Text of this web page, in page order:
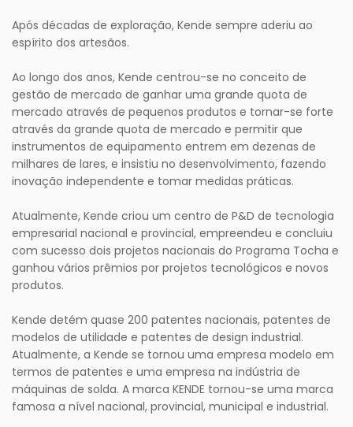
Após décadas de exploração, Kende sempre aderiu ao
espírito dos artesãos.
Ao longo dos anos, Kende centrou-se no conceito de
gestão de mercado de ganhar uma grande quota de
mercado através de pequenos produtos e tornar-se forte
através da grande quota de mercado e permitir que
instrumentos de equipamento entrem em dezenas de
milhares de lares, e insistiu no desenvolvimento, fazendo
inovação independente e tomar medidas práticas.
Atualmente, Kende criou um centro de P&D de tecnologia
empresarial nacional e provincial, empreendeu e concluiu
com sucesso dois projetos nacionais do Programa Tocha e
ganhou vários prêmios por projetos tecnológicos e novos
produtos.
Kende detém quase 200 patentes nacionais, patentes de
modelos de utilidade e patentes de design industrial.
Atualmente, a Kende se tornou uma empresa modelo em
termos de patentes e uma empresa na indústria de
máquinas de solda. A marca KENDE tornou-se uma marca
famosa a nível nacional, provincial, municipal e industrial.